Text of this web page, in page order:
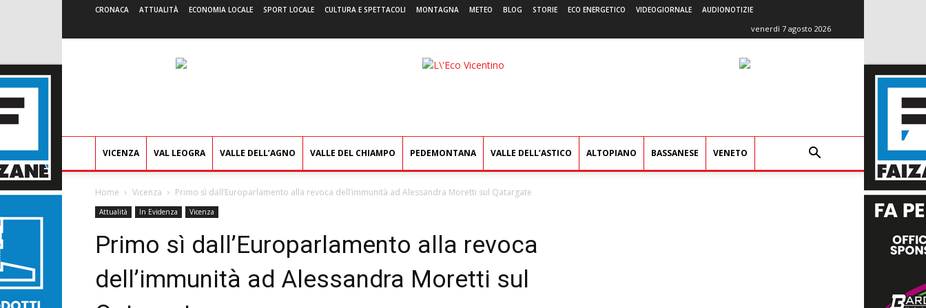
CRONACA ATTUALITÀ ECONOMIA LOCALE SPORT LOCALE CULTURA E SPETTACOLI MONTAGNA METEO BLOG STORIE ECO ENERGETICO VIDEOGIORNALE AUDIONOTIZIE
venerdì 7 agosto 2026
L'Eco
VICENZA VAL LEOGRA VALLE DELL’AGNO VALLE DEL CHIAMPO PEDEMONTANA VALLE DELL’ASTICO ALTOPIANO BASSANESE VENETO
Home Vicenza Primo sì dall’Europarlamento alla revoca dell’immunità ad Alessandra Moretti sul Qatargate
Attualità In Evidenza Vicenza
Primo sì dall’Europarlamento alla revoca
dell’immunità ad Alessandra Moretti sul